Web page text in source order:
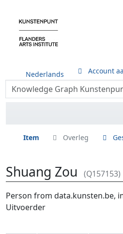
Nederlands Account
Item Overleg
Shuang Zou (Q157153)
Ga naar:navigatie,zoeken
Person from data.kunsten.be,
Uitvoerder